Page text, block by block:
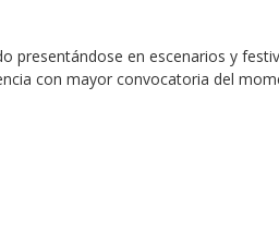
presentándose en escenarios y
con mayor convocatoria del